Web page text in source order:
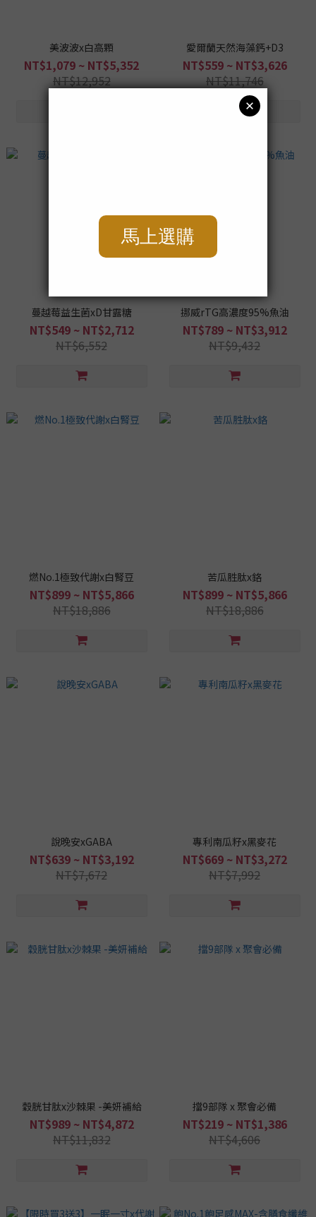
美波波x白高顆
NT$1,079 ~ NT$5,352
NT$12,952
愛爾蘭天然海藻鈣+D3
NT$559 ~ NT$3,626
NT$11,746
蔓越莓益生菌xD甘露糖
NT$549 ~ NT$2,712
NT$6,552
挪威rTG高濃度95%魚油
NT$789 ~ NT$3,912
NT$9,432
燃No.1極致代謝x白腎豆
NT$899 ~ NT$5,866
NT$18,886
苦瓜胜肽x鉻
NT$899 ~ NT$5,866
NT$18,886
說晚安xGABA
NT$639 ~ NT$3,192
NT$7,672
專利南瓜籽x黑麥花
NT$669 ~ NT$3,272
NT$7,992
穀胱甘肽x沙棘果 -美妍補給
NT$989 ~ NT$4,872
NT$11,832
擋9部隊 x 聚會必備
NT$219 ~ NT$1,386
NT$4,606